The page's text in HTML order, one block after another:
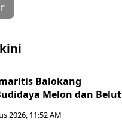
Balokang
Melon dan Belut
2026, 11:52 AM